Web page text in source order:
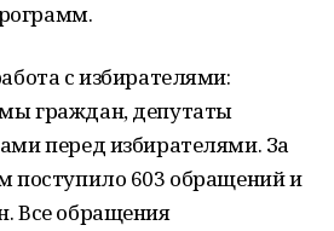
с избирателями:
граждан, депутаты
перед избирателями. За
поступило 603 обращений и
Все обращения